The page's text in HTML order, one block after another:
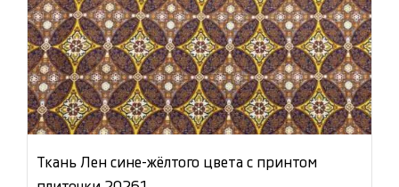
Ткань Лен сине-жёлтого цвета с принтом